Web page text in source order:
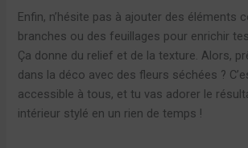
Enfin, n’hésite pas à ajouter des éléments
branches ou des feuillages pour enrichir
Ça donne du relief et de la texture. Alors,
dans la déco avec des fleurs séchées ?
accessible à tous, et tu vas adorer le
intérieur stylé en un rien de temps !